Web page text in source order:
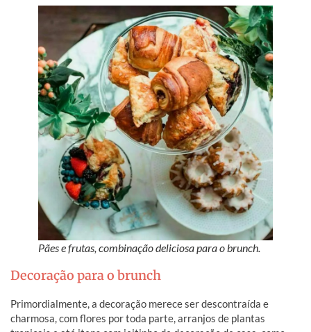
Pães e frutas, combinação deliciosa para o brunch.
Decoração para o brunch
Primordialmente, a decoração merece ser descontraída e
charmosa, com flores por toda parte, arranjos de plantas